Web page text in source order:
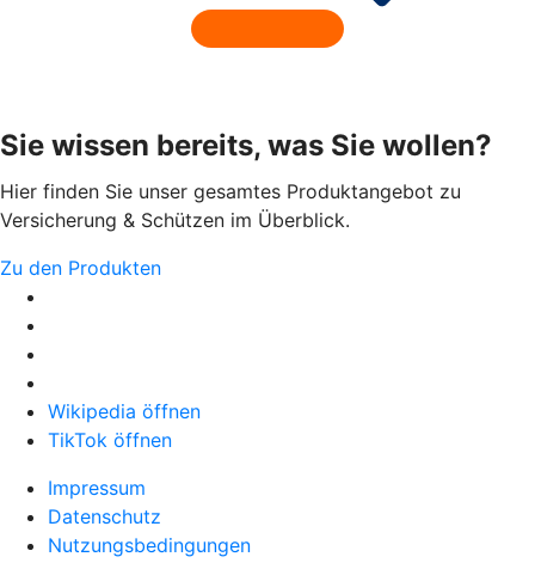
Sie wissen bereits, was Sie wollen?
Hier finden Sie unser gesamtes Produktangebot zu
Versicherung & Schützen im Überblick.
Zu den Produkten
Wikipedia öffnen
TikTok öffnen
Impressum
Datenschutz
Nutzungsbedingungen